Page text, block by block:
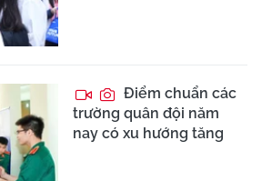
Điểm chuẩn các
trường quân đội năm
nay có xu hướng tăng